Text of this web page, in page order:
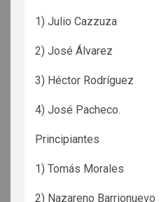
1) Julio Cazzuza
2) José Álvarez
3) Héctor Rodríguez
4) José Pacheco.
Principiantes
1) Tomás Morales
2) Nazareno Barrionuevo